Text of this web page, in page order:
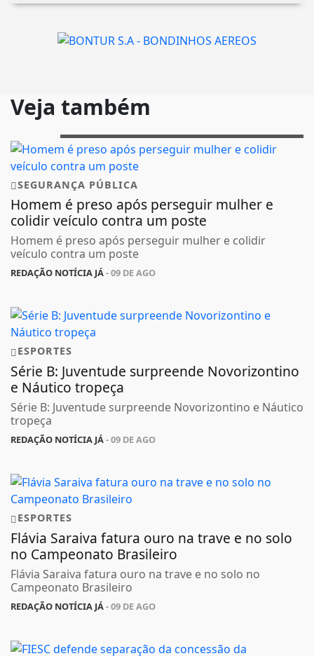
Veja também
SEGURANÇA PÚBLICA
Homem é preso após perseguir mulher e
colidir veículo contra um poste
Homem é preso após perseguir mulher e colidir
veículo contra um poste
REDAÇÃO NOTÍCIA JÁ- 09 DE AGO
ESPORTES
Série B: Juventude surpreende Novorizontino
e Náutico tropeça
Série B: Juventude surpreende Novorizontino e Náutico
tropeça
REDAÇÃO NOTÍCIA JÁ- 09 DE AGO
ESPORTES
Flávia Saraiva fatura ouro na trave e no solo
no Campeonato Brasileiro
Flávia Saraiva fatura ouro na trave e no solo no
Campeonato Brasileiro
REDAÇÃO NOTÍCIA JÁ- 09 DE AGO